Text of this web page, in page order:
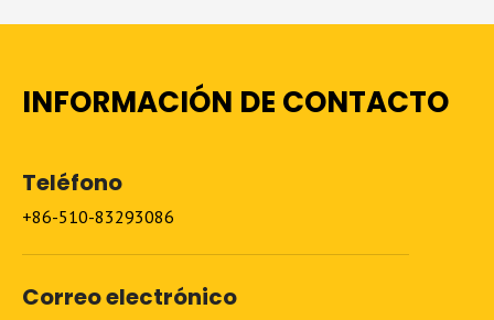
INFORMACIÓN DE CONTACTO
Teléfono
+86-510-83293086
Correo electrónico